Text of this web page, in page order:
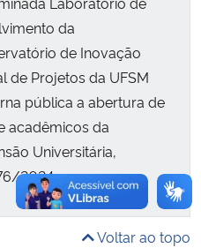
da
de Inovação
de Projetos da UFSM
pública a abertura de
acadêmicos da
Universitária,
2024.
Voltar ao topo